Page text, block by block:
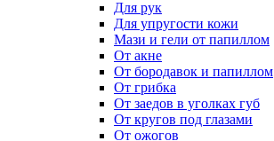
Для рук
Для упругости кожи
Мази и гели от папиллом
От акне
От бородавок и папиллом
От грибка
От заедов в уголках губ
От кругов под глазами
От ожогов